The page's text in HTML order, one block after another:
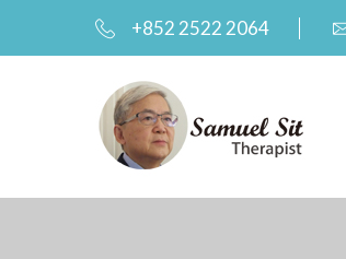
+852 2522 2064